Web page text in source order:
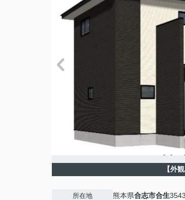
【外
所在地 熊本県合志市合生